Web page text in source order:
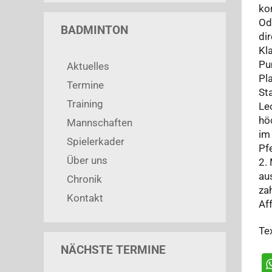
im
2.
BADMINTON
Aktuelles
Termine
Training
Mannschaften
Spielerkader
Über uns
Chronik
Kontakt
NÄCHSTE TERMINE